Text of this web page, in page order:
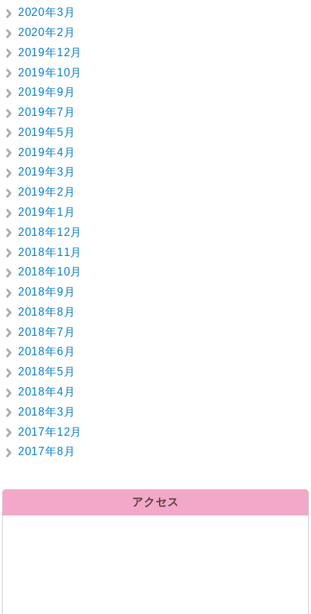
2020年3月
2020年2月
2019年12月
2019年10月
2019年9月
2019年7月
2019年5月
2019年4月
2019年3月
2019年2月
2019年1月
2018年12月
2018年11月
2018年10月
2018年9月
2018年8月
2018年7月
2018年6月
2018年5月
2018年4月
2018年3月
2017年12月
2017年8月
アクセス